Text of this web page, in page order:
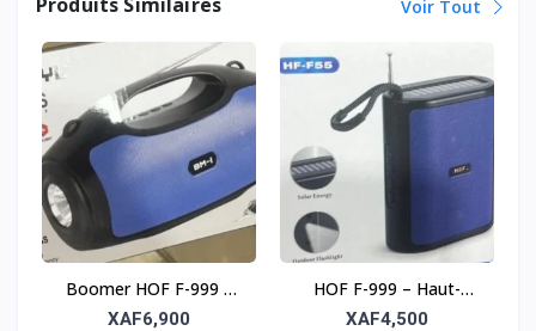
Voir Tout
Boomer HOF F-999 –
Haut-parleur solaire
XAF6,900
HOF F-999 – Haut-
parleur solaire sans fil
XAF4,500